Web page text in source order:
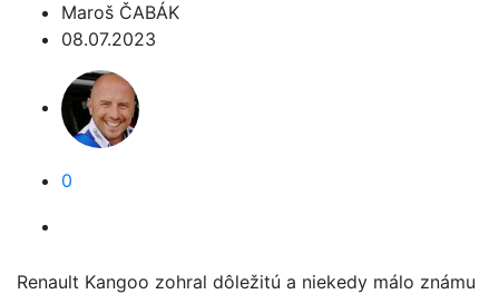
Maroš ČABÁK
08.07.2023
0
Renault Kangoo zohral dôležitú a niekedy málo známu